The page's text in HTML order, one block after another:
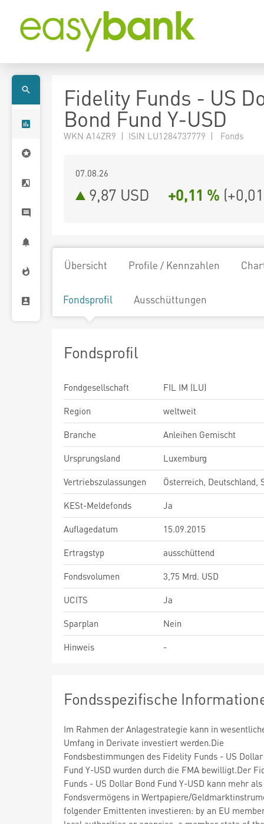
Fidelity Funds - US
Bond Fund Y-USD
WKN A14ZR9 | ISIN LU1284737779 | Fonds
07.08.26
9,87 USD +0,11 % (+0,01
Übersicht Profile / Kennzahlen
Fondsprofil Ausschüttungen
Fondsprofil
Fondgesellschaft
FIL IM (LU)
Region
weltweit
Branche
Anleihen Gemischt
Ursprungsland
Luxemburg
Vertriebszulassungen
Österreich, Deutschland,
KESt-Meldefonds
Ja
Auflagedatum
15.09.2015
Ertragstyp
ausschüttend
Fondsvolumen
3,75 Mrd. USD
UCITS
Ja
Sparplan
Nein
Hinweis
-
Fondsspezifische
Im Rahmen der Anlagestrategie kann in
Umfang in Derivate investiert werden.Die
Fondsbestimmungen des Fidelity Funds - US
Fund Y-USD wurden durch die FMA bewilligt.Der
Funds - US Dollar Bond Fund Y-USD kann mehr
Fondsvermögens in Wertpapiere/
folgender Emittenten investieren: by an EU